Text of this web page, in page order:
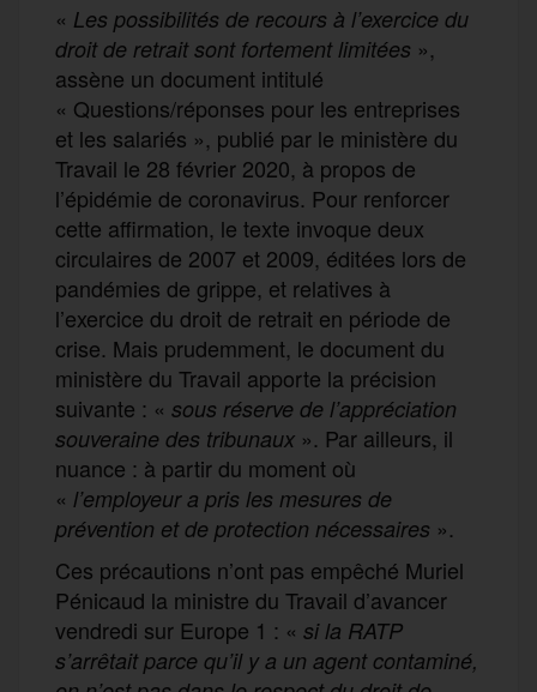
« Les possibilités de recours à l’exercice du
droit de retrait sont fortement limitées »,
assène un document intitulé
« Questions/réponses pour les entreprises
et les salariés », publié par le ministère du
Travail le 28 février 2020, à propos de
l’épidémie de coronavirus. Pour renforcer
cette affirmation, le texte invoque deux
circulaires de 2007 et 2009, éditées lors de
pandémies de grippe, et relatives à
l’exercice du droit de retrait en période de
crise. Mais prudemment, le document du
ministère du Travail apporte la précision
suivante : « sous réserve de l’appréciation
souveraine des tribunaux ». Par ailleurs, il
nuance : à partir du moment où
« l’employeur a pris les mesures de
prévention et de protection nécessaires ».
Ces précautions n’ont pas empêché Muriel
Pénicaud la ministre du Travail d’avancer
vendredi sur Europe 1 : « si la RATP
s’arrêtait parce qu’il y a un agent contaminé,